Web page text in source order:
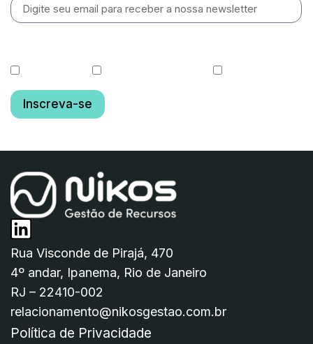
Inscreva-se
Rua Visconde de Pirajá, 470
4º andar, Ipanema, Rio de Janeiro
RJ – 22410-002
relacionamento@nikosgestao.com.br
Política de Privacidade